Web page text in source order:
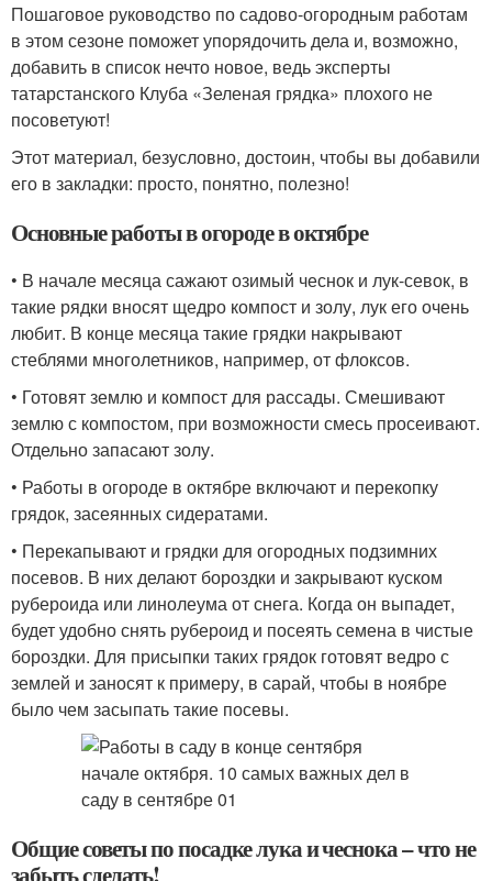
Пошаговое руководство по садово-огородным работам
в этом сезоне поможет упорядочить дела и, возможно,
добавить в список нечто новое, ведь эксперты
татарстанского Клуба «Зеленая грядка» плохого не
посоветуют!
Этот материал, безусловно, достоин, чтобы вы добавили
его в закладки: просто, понятно, полезно!
Основные работы в огороде в октябре
• В начале месяца сажают озимый чеснок и лук-севок, в
такие рядки вносят щедро компост и золу, лук его очень
любит. В конце месяца такие грядки накрывают
стеблями многолетников, например, от флоксов.
• Готовят землю и компост для рассады. Смешивают
землю с компостом, при возможности смесь просеивают.
Отдельно запасают золу.
• Работы в огороде в октябре включают и перекопку
грядок, засеянных сидератами.
• Перекапывают и грядки для огородных подзимних
посевов. В них делают бороздки и закрывают куском
рубероида или линолеума от снега. Когда он выпадет,
будет удобно снять рубероид и посеять семена в чистые
бороздки. Для присыпки таких грядок готовят ведро с
землей и заносят к примеру, в сарай, чтобы в ноябре
было чем засыпать такие посевы.
Общие советы по посадке лука и чеснока – что не
забыть сделать!